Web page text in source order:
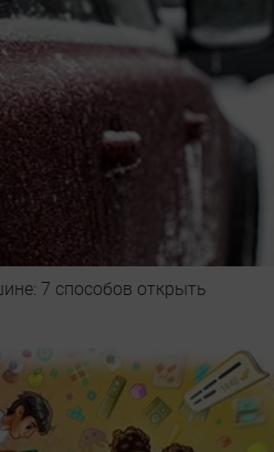
7 способов открыть